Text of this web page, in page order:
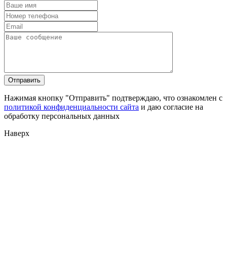
Нажимая кнопку "Отправить" подтверждаю, что ознакомлен с
политикой конфиденциальности сайта и даю согласие на
обработку персональных данных
Наверх